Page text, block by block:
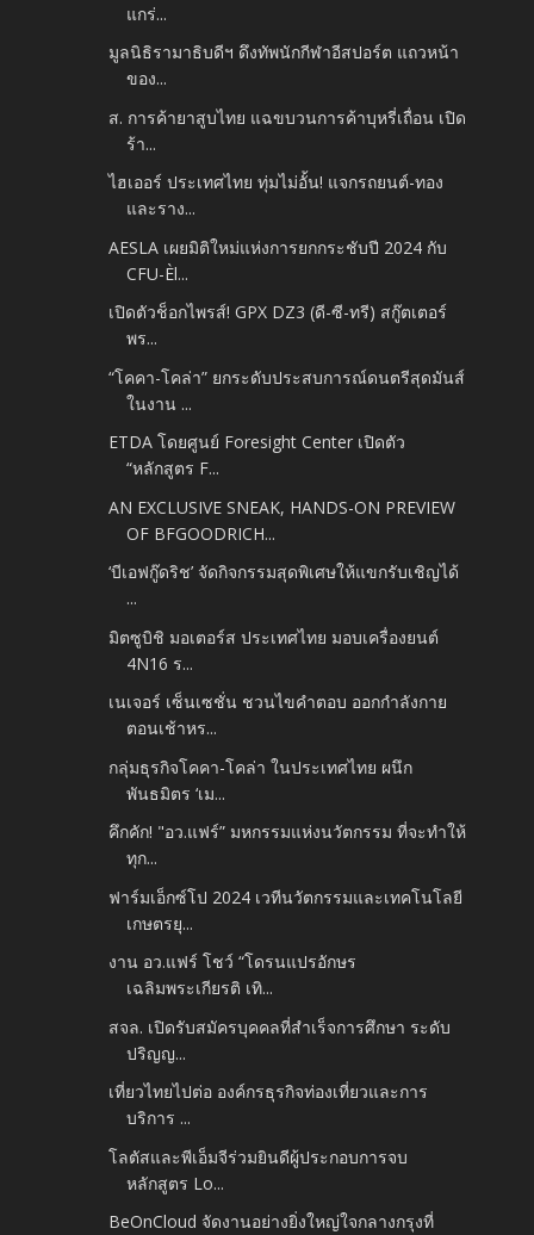
แกร่...
มูลนิธิรามาธิบดีฯ ดึงทัพนักกีฬาอีสปอร์ต แถวหน้า
ของ...
ส. การค้ายาสูบไทย แฉขบวนการค้าบุหรี่เถื่อน เปิด
ร้า...
ไฮเออร์ ประเทศไทย ทุ่มไม่อั้น! แจกรถยนต์-ทอง
และราง...
AESLA เผยมิติใหม่แห่งการยกกระชับปี 2024 กับ
CFU-Èl...
เปิดตัวช็อกไพรส์! GPX DZ3 (ดี-ซี-ทรี) สกู๊ตเตอร์
พร...
“โคคา-โคล่า” ยกระดับประสบการณ์ดนตรีสุดมันส์
ในงาน ...
ETDA โดยศูนย์ Foresight Center เปิดตัว
“หลักสูตร F...
AN EXCLUSIVE SNEAK, HANDS-ON PREVIEW
OF BFGOODRICH...
‘บีเอฟกู๊ดริช’ จัดกิจกรรมสุดพิเศษให้แขกรับเชิญได้
...
มิตซูบิชิ มอเตอร์ส ประเทศไทย มอบเครื่องยนต์
4N16 ร...
เนเจอร์ เซ็นเซชั่น ชวนไขคำตอบ ออกกำลังกาย
ตอนเช้าหร...
กลุ่มธุรกิจโคคา-โคล่า ในประเทศไทย ผนึก
พันธมิตร ‘เม...
คึกคัก! "อว.แฟร์” มหกรรมแห่งนวัตกรรม ที่จะทำให้
ทุก...
ฟาร์มเอ็กซ์โป 2024 เวทีนวัตกรรมและเทคโนโลยี
เกษตรยุ...
งาน อว.แฟร์ โชว์ “โดรนแปรอักษร
เฉลิมพระเกียรติ เทิ...
สจล. เปิดรับสมัครบุคคลที่สำเร็จการศึกษา ระดับ
ปริญญ...
เที่ยวไทยไปต่อ องค์กรธุรกิจท่องเที่ยวและการ
บริการ ...
โลตัสและพีเอ็มจีร่วมยินดีผู้ประกอบการจบ
หลักสูตร Lo...
BeOnCloud จัดงานอย่างยิ่งใหญ่ใจกลางกรุงที่